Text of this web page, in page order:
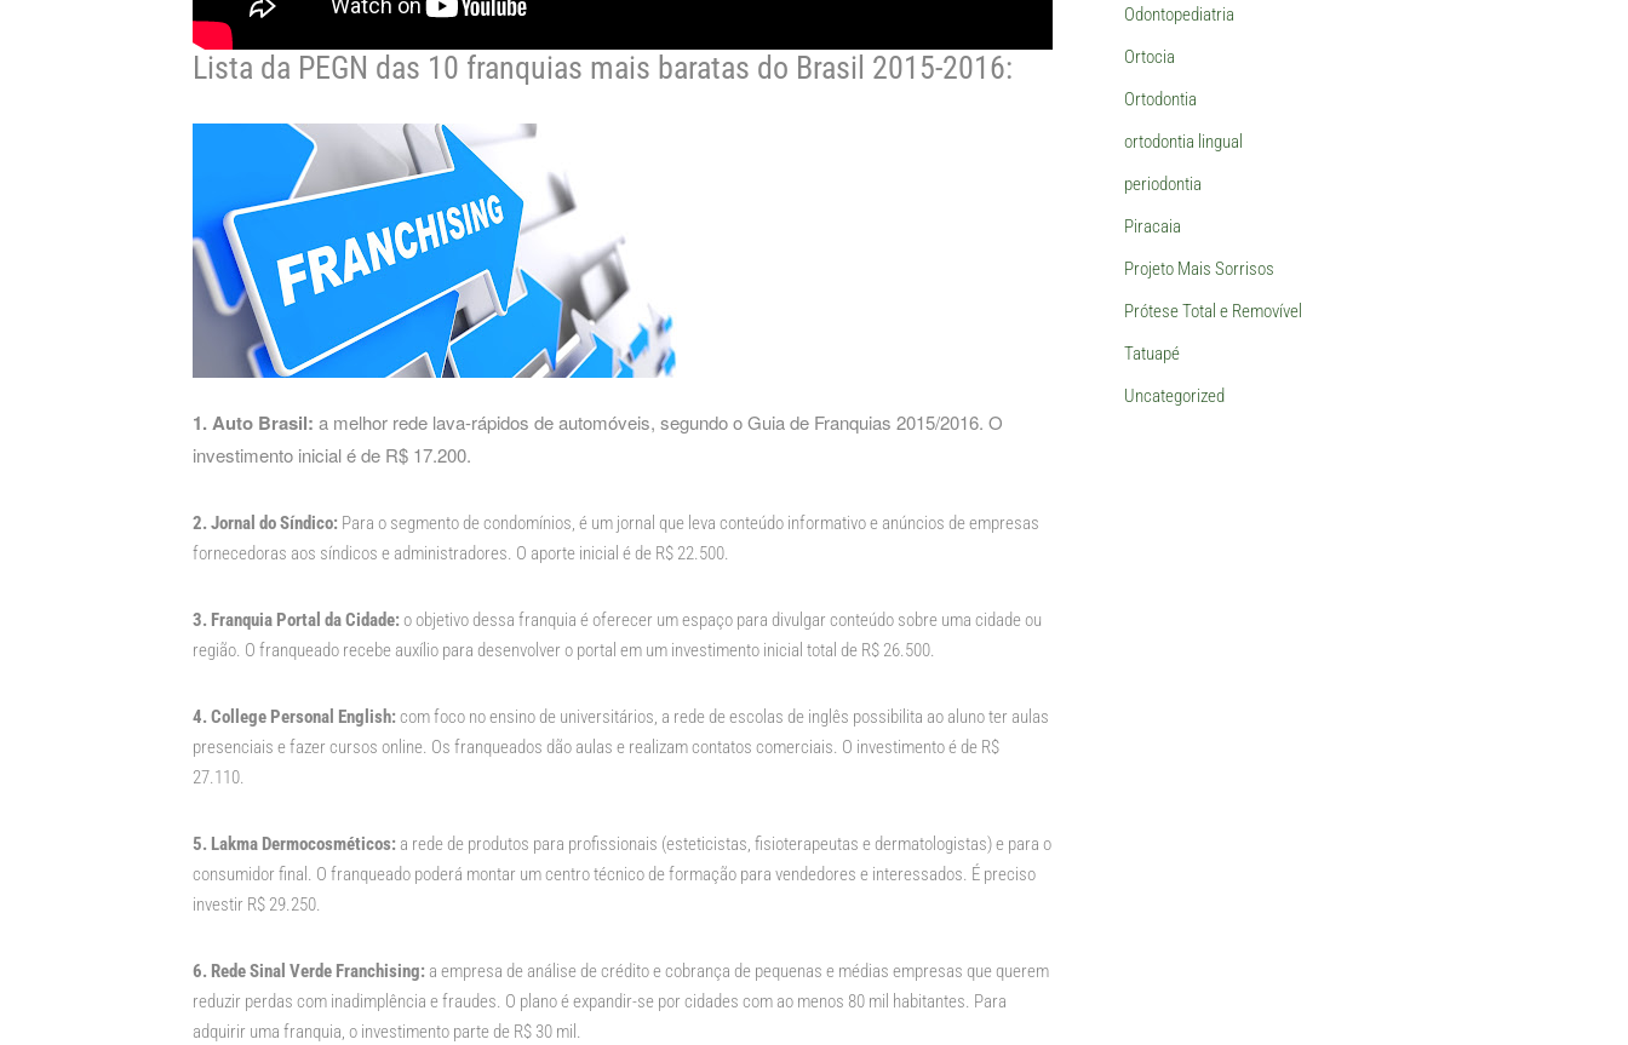
Lista da PEGN das 10 franquias mais baratas do Brasil 2015-2016:
1. Auto Brasil: a melhor rede lava-rápidos de automóveis, segundo o Guia de Franquias 2015/2016. O
investimento inicial é de R$ 17.200.
2. Jornal do Síndico:Para o segmento de condomínios, é um jornal que leva conteúdo informativo e anúncios de empresas
fornecedoras aos síndicos e administradores. O aporte inicial é de R$ 22.500.
3. Franquia Portal da Cidade:o objetivo dessa franquia é oferecer um espaço para divulgar conteúdo sobre uma cidade ou
região. O franqueado recebe auxílio para desenvolver o portal em um investimento inicial total de R$ 26.500.
4. College Personal English:com foco no ensino de universitários, a rede de escolas de inglês possibilita ao aluno ter aulas
presenciais e fazer cursos online. Os franqueados dão aulas e realizam contatos comerciais. O investimento é de R$
27.110.
5. Lakma Dermocosméticos: a rede de produtos para profissionais (esteticistas, fisioterapeutas e dermatologistas) e para o
consumidor final. O franqueado poderá montar um centro técnico de formação para vendedores e interessados. É preciso
investir R$ 29.250.
6. Rede Sinal Verde Franchising:a empresa de análise de crédito e cobrança de pequenas e médias empresas que querem
reduzir perdas com inadimplência e fraudes. O plano é expandir-se por cidades com ao menos 80 mil habitantes. Para
adquirir uma franquia, o investimento parte de R$ 30 mil.
Odontopediatria
Ortocia
Ortodontia
ortodontia lingual
periodontia
Piracaia
Projeto Mais Sorrisos
Prótese Total e Removível
Tatuapé
Uncategorized